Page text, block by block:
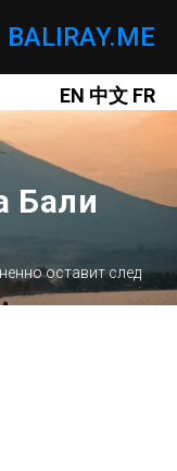
BALIRAY.ME
EN 中文 FR
Бали
оставит след